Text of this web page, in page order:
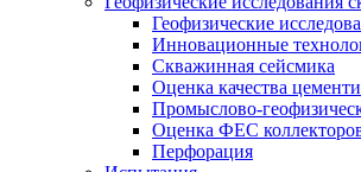
Геофизические
Инновационные
Скважинная сейсмика
Оценка качества
Промыслово-
Оценка ФЕС
Перфорация